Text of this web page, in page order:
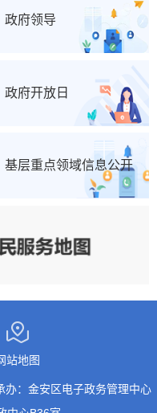
政府领导
政府开放日
基层重点领域信息公开
站地图
办：金安区电子政务管理中心